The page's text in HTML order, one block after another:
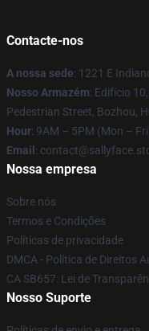
Contacte-nos
A nossa sede: 1221 E
Nosso Armazém: Edifício
Pedestrian Street, Bozhou,
Hour: 9AM – 5PM (Mon –
Email :
Nossa empresa
Sobre nós
Termos e Condições
Políticas de privacidade
DMCA - Política de Direitos
CA SB657: Lei de
Nosso Suporte